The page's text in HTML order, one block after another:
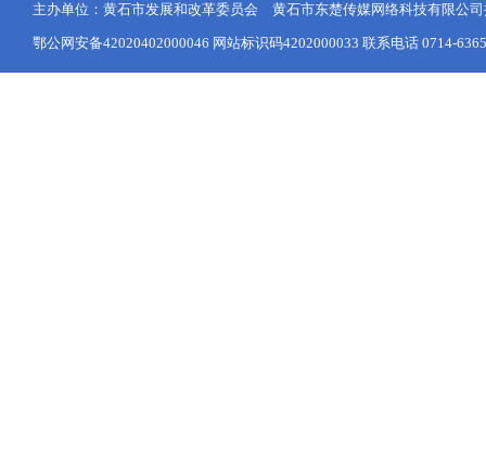
主办单位：黄石市发展和改革委员会 黄石市东楚传媒网络科技有限公
鄂公网安备42020402000046 网站标识码4202000033 联系电话 0714-